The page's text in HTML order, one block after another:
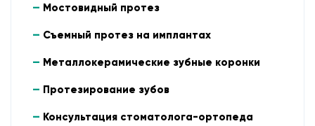
Мостовидный протез
Съемный протез на имплантах
Металлокерамические зубные коронки
Протезирование зубов
Консультация стоматолога-ортопеда